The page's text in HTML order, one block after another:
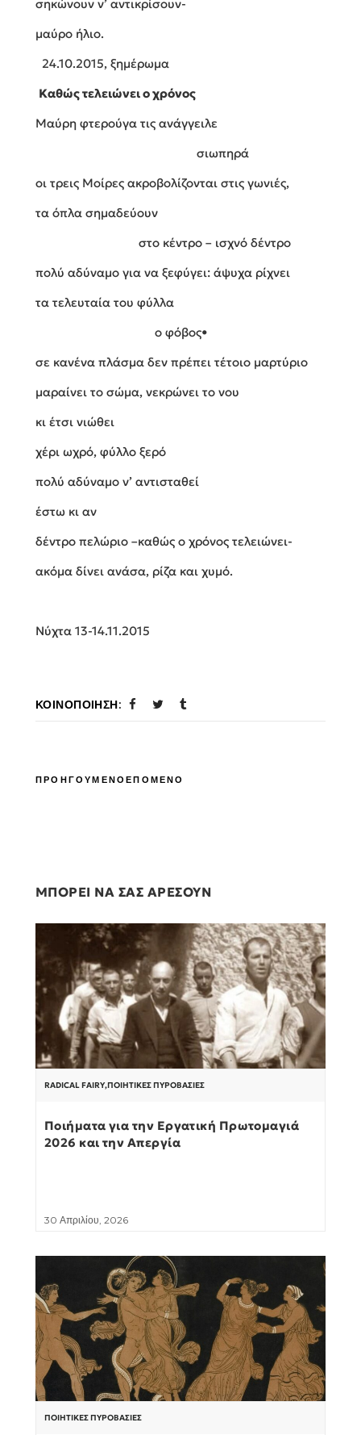
σηκώνουν ν’ αντικρίσουν-
μαύρο ήλιο.
24.10.2015, ξημέρωμα
Καθώς τελειώνει ο χρόνος
Μαύρη φτερούγα τις ανάγγειλε
σιωπηρά
οι τρεις Μοίρες ακροβολίζονται στις γωνιές,
τα όπλα σημαδεύουν
στο κέντρο – ισχνό δέντρο
πολύ αδύναμο για να ξεφύγει: άψυχα ρίχνει
τα τελευταία του φύλλα
ο φόβος•
σε κανένα πλάσμα δεν πρέπει τέτοιο μαρτύριο
μαραίνει το σώμα, νεκρώνει το νου
κι έτσι νιώθει
χέρι ωχρό, φύλλο ξερό
πολύ αδύναμο ν’ αντισταθεί
έστω κι αν
δέντρο πελώριο –καθώς ο χρόνος τελειώνει-
ακόμα δίνει ανάσα, ρίζα και χυμό.
Νύχτα 13-14.11.2015
ΚΟΙΝΟΠΟΊΗΣΗ:
ΠΡΟΗΓΟΥΜΕΝΟΕΠΟΜΕΝΟ
ΜΠΟΡΕΙ ΝΑ ΣΑΣ ΑΡΕΣΟΥΝ
RADICAL FAIRY,ΠΟΙΗΤΙΚΈΣ ΠΥΡΟΒΑΣΊΕΣ
Ποιήματα για την Εργατική Πρωτομαγιά
2026 και την Απεργία
30 Απριλίου, 2026
ΠΟΙΗΤΙΚΈΣ ΠΥΡΟΒΑΣΊΕΣ